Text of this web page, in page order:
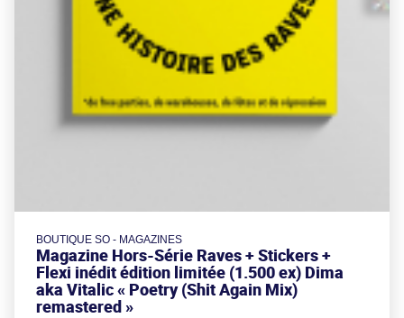
BOUTIQUE SO - MAGAZINES
Magazine Hors-Série Raves + Stickers +
Flexi inédit édition limitée (1.500 ex) Dima
aka Vitalic « Poetry (Shit Again Mix)
remastered »